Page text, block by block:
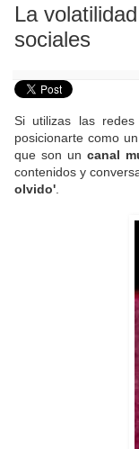
La
sociales
Si utilizas las
posicionarte como
que son un canal
contenidos y
olvido'